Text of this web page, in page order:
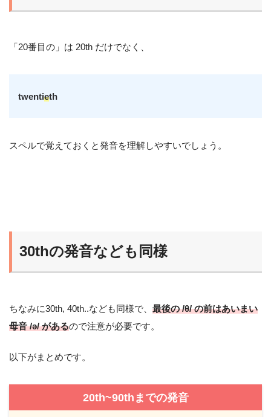
「20番目の」は 20th だけでなく、
twentieth
スペルで覚えておくと発音を理解しやすいでしょう。
30thの発音なども同様
ちなみに30th, 40th..なども同様で、 最後の /θ/ の前はあいまい
母音 /ə/ があるので注意が必要です。
以下がまとめです。
20th~90thまでの発音